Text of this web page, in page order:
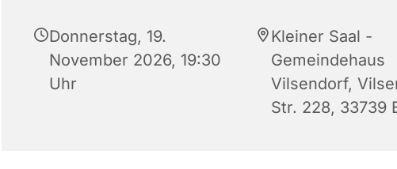
Donnerstag, 19.
November 2026, 19:30
Uhr
Kleiner Saal -
Gemeindehaus
Vilsendorf,
Str. 228, 33739